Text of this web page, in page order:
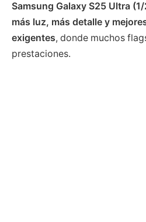
Samsung Galaxy S25 Ultra (1/
más luz, más detalle y
exigentes, donde muchos
prestaciones.